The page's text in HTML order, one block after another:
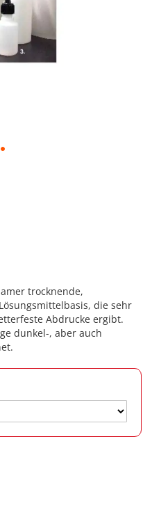
trocknende,
die sehr
Abdrucke ergibt.
dunkel-, aber auch